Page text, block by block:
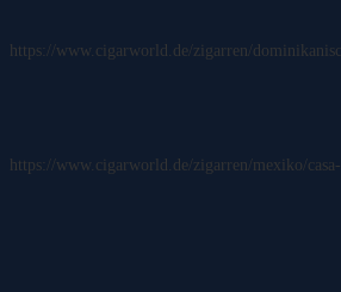
https://www.cigarworld.de/zigarren/
https://www.cigarworld.de/zigarren/mexiko/